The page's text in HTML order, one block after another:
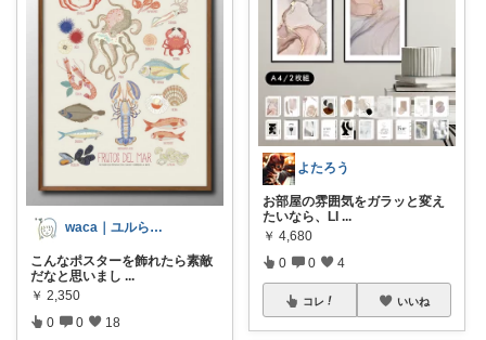
waca｜ユルらくライフ。
こんなポスターを飾れたら素敵
だなと思いまし ...
￥ 2,350
0 0 18
よたろう
お部屋の雰囲気をガラッと変え
たいなら、LI ...
￥ 4,680
0 0 4
コレ いいね